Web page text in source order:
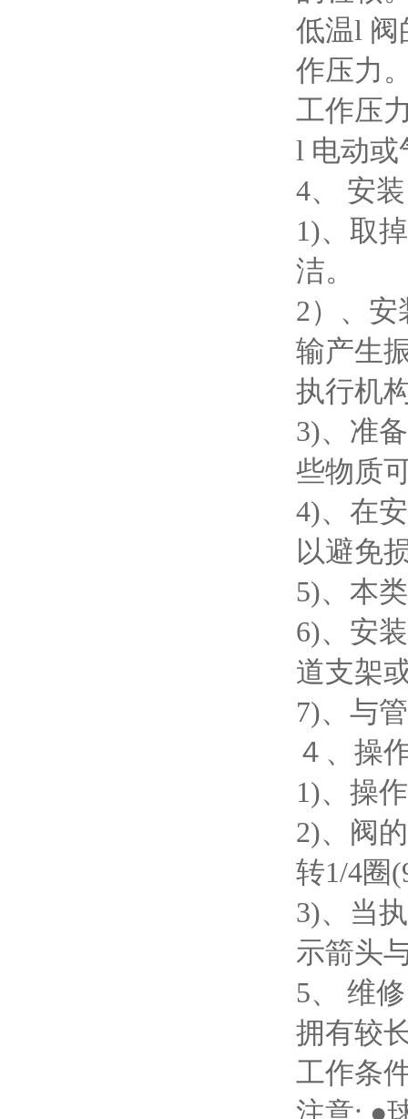
低温l 阀
作压力
工作压
l 电动或
4、 安装
1)、取
洁。
2）、
输产生
执行机
3)、准
些物质
4)、在
以避免
5)、本
6)、安
道支架
7)、与
４、操
1)、操
2)、阀
转1/4圈
3)、当
示箭头
5、 维修
拥有较
工作条